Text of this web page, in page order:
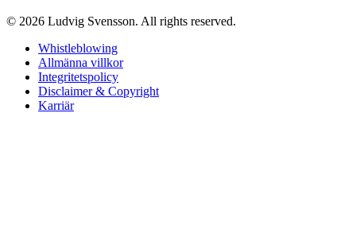
© 2026 Ludvig Svensson. All rights reserved.
Whistleblowing
Allmänna villkor
Integritetspolicy
Disclaimer & Copyright
Karriär